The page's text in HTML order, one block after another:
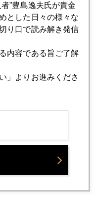
”豊島逸夫氏が貴金
とした日々の様々な
り口で読み解き発信
内容である旨ご了解
」よりお進みくださ